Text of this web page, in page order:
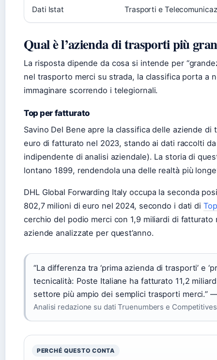
Dati Istat Trasporti e
Qual è l’azienda di trasporti più
La risposta dipende da cosa si intende per
nel trasporto merci su strada, la classifica porta a
immaginare scorrendo i telegiornali.
Top per fatturato
Savino Del Bene apre la classifica delle aziende
euro di fatturato nel 2023, stando ai dati raccolti
indipendente di analisi aziendale). La storia di
lontano 1899, rendendola una delle realtà più
DHL Global Forwarding Italy occupa la seconda
802,7 milioni di euro nel 2024, secondo i dati di
cerchio del podio merci con 1,9 miliardi di
aziende analizzate per quest’anno.
“La differenza tra ‘prima azienda di trasporti’ e
tecnicalità: Poste Italiane ha fatturato 11,2
settore più ampio dei semplici trasporti merci.”
Analisi redazione su dati Truenumbers e
PERCHÉ QUESTO CONTA